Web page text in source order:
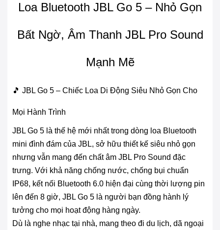
Loa Bluetooth JBL Go 5 – Nhỏ Gọn
Bất Ngờ, Âm Thanh JBL Pro Sound
Mạnh Mẽ
🎵 JBL Go 5 – Chiếc Loa Di Động Siêu Nhỏ Gọn Cho
Mọi Hành Trình
JBL Go 5 là thế hệ mới nhất trong dòng loa Bluetooth
mini đình đám của JBL, sở hữu thiết kế siêu nhỏ gọn
nhưng vẫn mang đến chất âm JBL Pro Sound đặc
trưng. Với khả năng chống nước, chống bụi chuẩn
IP68, kết nối Bluetooth 6.0 hiện đại cùng thời lượng pin
lên đến 8 giờ, JBL Go 5 là người bạn đồng hành lý
tưởng cho mọi hoạt động hàng ngày.
Dù là nghe nhạc tại nhà, mang theo đi du lịch, dã ngoại